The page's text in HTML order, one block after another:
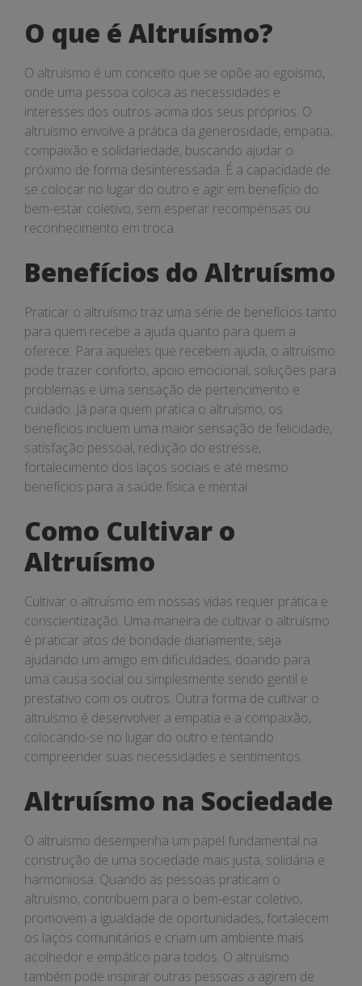
O que é Altruísmo?
O altruísmo é um conceito que se opõe ao egoísmo,
onde uma pessoa coloca as necessidades e
interesses dos outros acima dos seus próprios. O
altruísmo envolve a prática da generosidade, empatia,
compaixão e solidariedade, buscando ajudar o
próximo de forma desinteressada. É a capacidade de
se colocar no lugar do outro e agir em benefício do
bem-estar coletivo, sem esperar recompensas ou
reconhecimento em troca.
Benefícios do Altruísmo
Praticar o altruísmo traz uma série de benefícios tanto
para quem recebe a ajuda quanto para quem a
oferece. Para aqueles que recebem ajuda, o altruísmo
pode trazer conforto, apoio emocional, soluções para
problemas e uma sensação de pertencimento e
cuidado. Já para quem pratica o altruísmo, os
benefícios incluem uma maior sensação de felicidade,
satisfação pessoal, redução do estresse,
fortalecimento dos laços sociais e até mesmo
benefícios para a saúde física e mental.
Como Cultivar o
Altruísmo
Cultivar o altruísmo em nossas vidas requer prática e
conscientização. Uma maneira de cultivar o altruísmo
é praticar atos de bondade diariamente, seja
ajudando um amigo em dificuldades, doando para
uma causa social ou simplesmente sendo gentil e
prestativo com os outros. Outra forma de cultivar o
altruísmo é desenvolver a empatia e a compaixão,
colocando-se no lugar do outro e tentando
compreender suas necessidades e sentimentos.
Altruísmo na Sociedade
O altruísmo desempenha um papel fundamental na
construção de uma sociedade mais justa, solidária e
harmoniosa. Quando as pessoas praticam o
altruísmo, contribuem para o bem-estar coletivo,
promovem a igualdade de oportunidades, fortalecem
os laços comunitários e criam um ambiente mais
acolhedor e empático para todos. O altruísmo
também pode inspirar outras pessoas a agirem de